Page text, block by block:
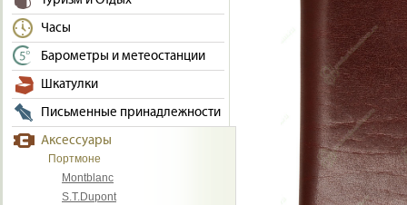
Часы
Барометры и метеостанции
Шкатулки
Письменные принадлежности
Аксессуары
Портмоне
Montblanc
S.T.Dupont